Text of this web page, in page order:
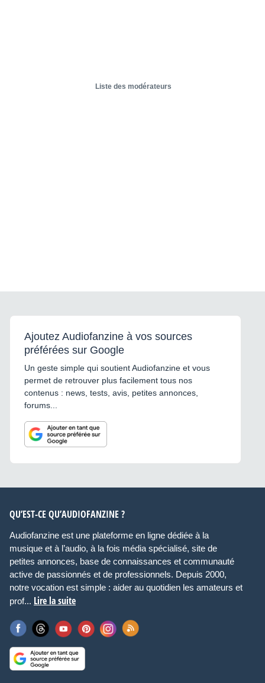
Liste des modérateurs
Ajoutez Audiofanzine à vos sources
préférées sur Google
Un geste simple qui soutient Audiofanzine et vous
permet de retrouver plus facilement tous nos
contenus : news, tests, avis, petites annonces,
forums...
QU’EST-CE QU’AUDIOFANZINE ?
Audiofanzine est une plateforme en ligne dédiée à la
musique et à l’audio, à la fois média spécialisé, site de
petites annonces, base de connaissances et communauté
active de passionnés et de professionnels. Depuis 2000,
notre vocation est simple : aider au quotidien les amateurs et
prof... Lire la suite